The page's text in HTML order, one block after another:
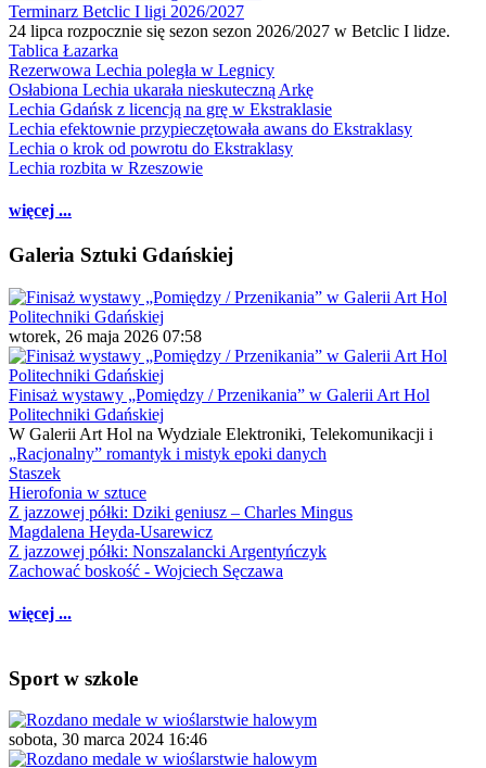
Terminarz Betclic I ligi 2026/2027
24 lipca rozpocznie się sezon sezon 2026/2027 w Betclic I lidze.
Tablica Łazarka
Rezerwowa Lechia poległa w Legnicy
Osłabiona Lechia ukarała nieskuteczną Arkę
Lechia Gdańsk z licencją na grę w Ekstraklasie
Lechia efektownie przypieczętowała awans do Ekstraklasy
Lechia o krok od powrotu do Ekstraklasy
Lechia rozbita w Rzeszowie
więcej ...
Galeria Sztuki Gdańskiej
wtorek, 26 maja 2026 07:58
Finisaż wystawy „Pomiędzy / Przenikania” w Galerii Art Hol
Politechniki Gdańskiej
W Galerii Art Hol na Wydziale Elektroniki, Telekomunikacji i
„Racjonalny” romantyk i mistyk epoki danych
Staszek
Hierofonia w sztuce
Z jazzowej półki: Dziki geniusz – Charles Mingus
Magdalena Heyda-Usarewicz
Z jazzowej półki: Nonszalancki Argentyńczyk
Zachować boskość - Wojciech Sęczawa
więcej ...
Sport w szkole
sobota, 30 marca 2024 16:46